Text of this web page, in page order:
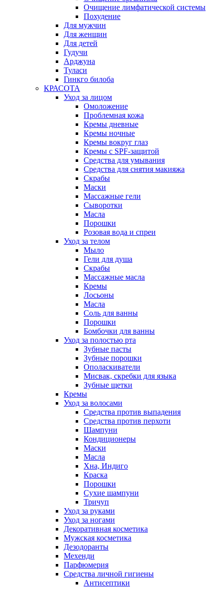
Очищение лимфатической системы
Похудение
Для мужчин
Для женщин
Для детей
Гудучи
Арджуна
Туласи
Гинкго билоба
КРАСОТА
Уход за лицом
Омоложение
Проблемная кожа
Кремы дневные
Кремы ночные
Кремы вокруг глаз
Кремы с SPF-защитой
Средства для умывания
Средства для снятия макияжа
Скрабы
Маски
Массажные гели
Сыворотки
Масла
Порошки
Розовая вода и спреи
Уход за телом
Мыло
Гели для душа
Скрабы
Массажные масла
Кремы
Лосьоны
Масла
Соль для ванны
Порошки
Бомбочки для ванны
Уход за полостью рта
Зубные пасты
Зубные порошки
Ополаскиватели
Мисвак, скребки для языка
Зубные щетки
Кремы
Уход за волосами
Средства против выпадения
Средства против перхоти
Шампуни
Кондиционеры
Маски
Масла
Хна, Индиго
Краска
Порошки
Сухие шампуни
Тричуп
Уход за руками
Уход за ногами
Декоративная косметика
Мужская косметика
Дезодоранты
Мехенди
Парфюмерия
Средства личной гигиены
Антисептики